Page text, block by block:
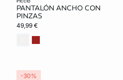
PANTALÓN ANCHO CON
PINZAS
49,99 €
-30%